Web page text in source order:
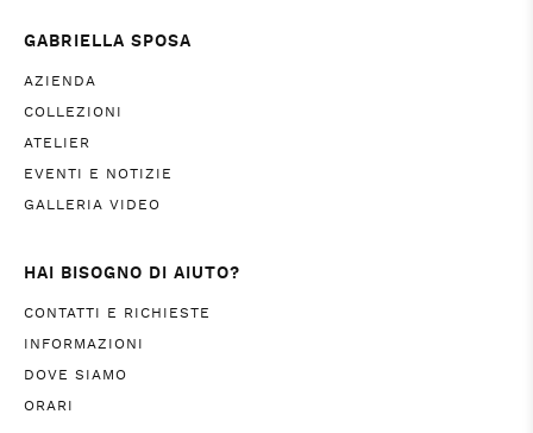
GABRIELLA SPOSA
AZIENDA
COLLEZIONI
ATELIER
EVENTI E NOTIZIE
GALLERIA VIDEO
HAI BISOGNO DI AIUTO?
CONTATTI E RICHIESTE
INFORMAZIONI
DOVE SIAMO
ORARI